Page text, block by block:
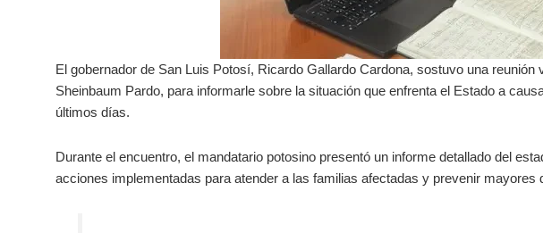
El gobernador de San Luis Potosí, Ricardo Gallardo Cardona, sostuvo una
Sheinbaum Pardo, para informarle sobre la situación que enfrenta el Estado a
últimos días.
Durante el encuentro, el mandatario potosino presentó un informe detallado del
acciones implementadas para atender a las familias afectadas y prevenir mayores